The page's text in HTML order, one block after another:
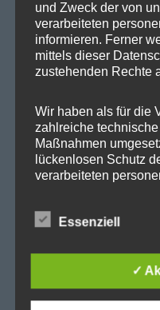
Abgeordnetenhaus
Aktuelles
BER
Beteiligungsausschuss
Cité Guynemer und
Cité Pasteur
Kleingärten
und Zweck der von
verarbeiteten
informieren. Ferner
mittels dieser
zustehenden Rechte
Wir haben als für die
zahlreiche
Maßnahmen
lückenlosen Schutz
verarbeiteten
Sicherheitslücken
diesem Grund steht
frei,
alternativen Wegen,
uns zu übermitteln.
Essenziell
✓